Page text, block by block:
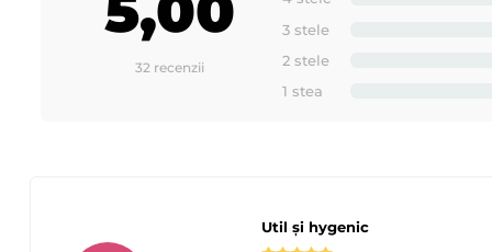
32 recenzii
3 stele
2 stele
1 stea
Util și hygenic